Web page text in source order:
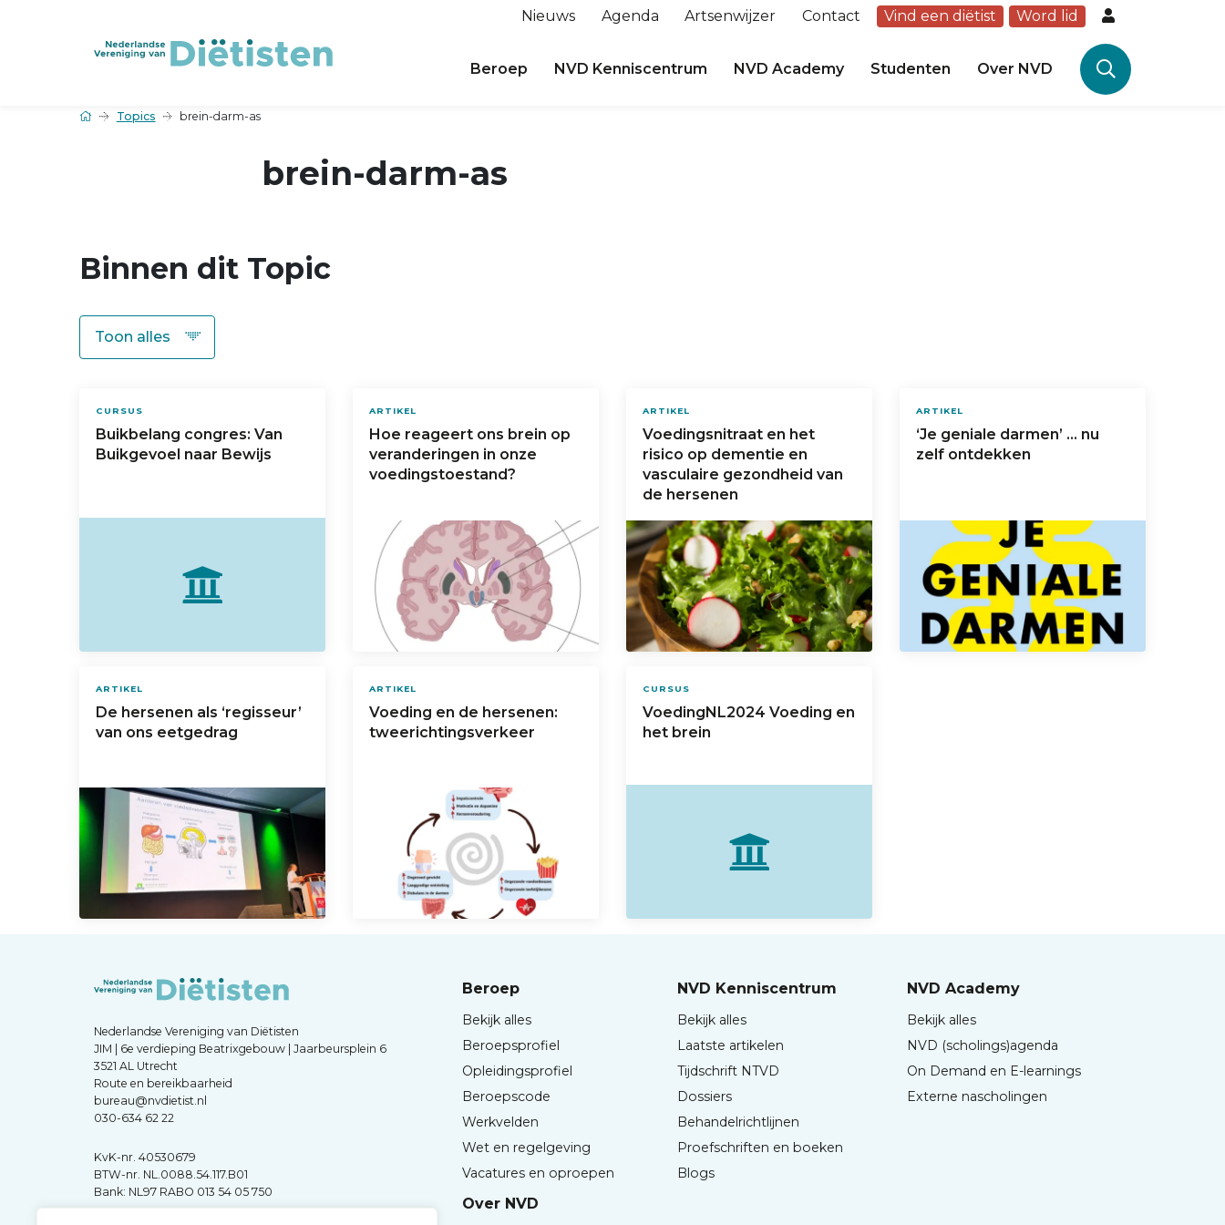
Nieuws Agenda Artsenwijzer Contact Vind een diëtist Word lid
Beroep NVD Kenniscentrum NVD Academy Studenten Over NVD
Topics brein-darm-as
brein-darm-as
Binnen dit Topic
CURSUS
Buikbelang congres: Van
Buikgevoel naar Bewijs
ARTIKEL
Hoe reageert ons brein op
veranderingen in onze
voedingstoestand?
ARTIKEL
Voedingsnitraat en het
risico op dementie en
vasculaire gezondheid van
de hersenen
ARTIKEL
‘Je geniale darmen’ … nu
zelf ontdekken
ARTIKEL
De hersenen als ‘regisseur’
van ons eetgedrag
ARTIKEL
Voeding en de hersenen:
tweerichtingsverkeer
CURSUS
VoedingNL2024 Voeding en
het brein
Nederlandse Vereniging van Diëtisten
JIM | 6e verdieping Beatrixgebouw | Jaarbeursplein 6
3521 AL Utrecht
Route en bereikbaarheid
bureau@nvdietist.nl
030-634 62 22
KvK-nr. 40530679
BTW-nr. NL.0088.54.117.B01
Bank: NL97 RABO 013 54 05 750
Beroep
Bekijk alles
Beroepsprofiel
Opleidingsprofiel
Beroepscode
Werkvelden
Wet en regelgeving
Vacatures en oproepen
NVD Kenniscentrum
Bekijk alles
Laatste artikelen
Tijdschrift NTVD
Dossiers
Behandelrichtlijnen
Proefschriften en boeken
Blogs
NVD Academy
Bekijk alles
NVD (scholings)agenda
On Demand en E-learnings
Externe nascholingen
Over NVD